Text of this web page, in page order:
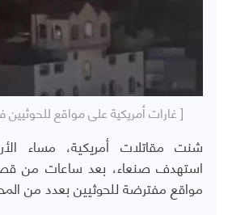
[ غارات أمريكية على مواقع
شنت مقاتلات أمريكية، مساء
استهدف صنعاء، بعد ساعات من
مواقع مفترضة للحوثيين بعدد من